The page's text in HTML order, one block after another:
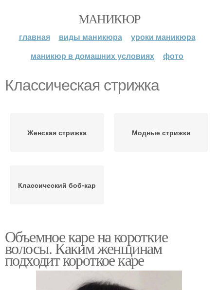
МАНИКЮР
главная виды маникюра
уроки маникюра
маникюр в домашних условиях
фото
Классическая стрижка
Женская стрижка Модные стрижки
Классический боб-кар
Объемное каре на короткие
волосы. Каким женщинам
подходит короткое каре